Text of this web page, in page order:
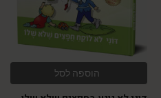
הוספה לסל